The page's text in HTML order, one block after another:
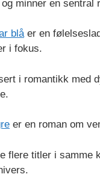
minner en sentral
blåer en
i fokus.
i romantikk med
er en roman om
flere titler i samme